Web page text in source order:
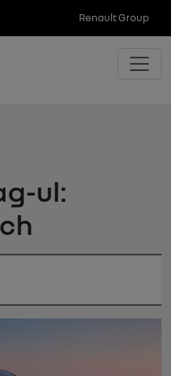
Renault Group
ul: